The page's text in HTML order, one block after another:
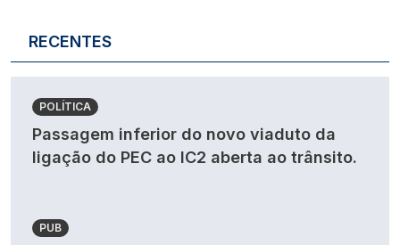
RECENTES
POLÍTICA
Passagem inferior do novo viaduto da
ligação do PEC ao IC2 aberta ao trânsito.
PUB